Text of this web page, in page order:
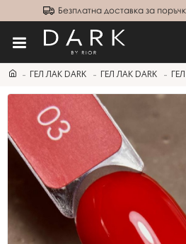
Безплатна доставка за
ГЕЛ ЛАК DARK ГЕЛ ЛАК DARK